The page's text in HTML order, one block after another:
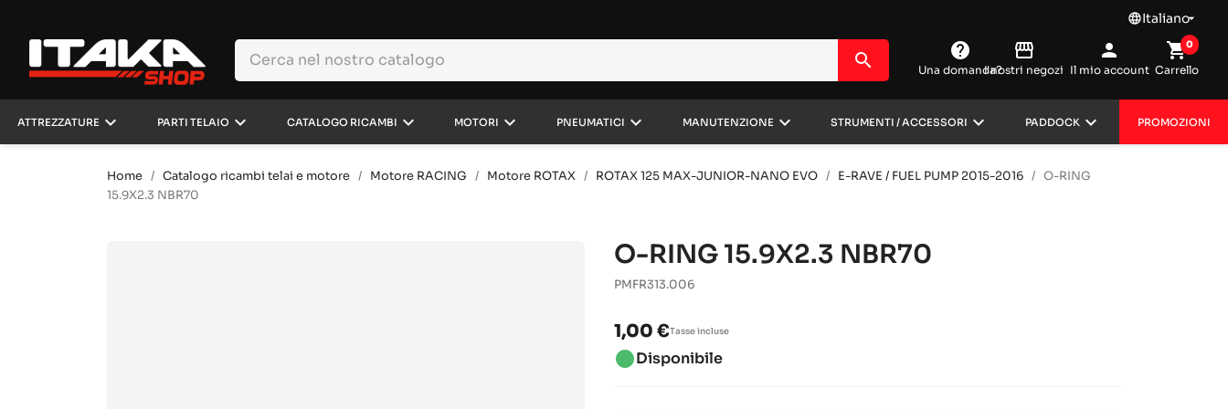
languageItaliano
search help
Una domanda?
storefront
I nostri negozi
person
Il mio account
shopping_cart
Carrello
0
ATTREZZATURE keyboard_arrow_down PARTI TELAIO keyboard_arrow_down CATALOGO RICAMBI keyboard_arrow_down MOTORI keyboard_arrow_down PNEUMATICI keyboard_arrow_down MANUTENZIONE keyboard_arrow_down STRUMENTI / ACCESSORI keyboard_arrow_down PADDOCK keyboard_arrow_down PROMOZIONI
Home Catalogo ricambi telai e motore Motore RACING Motore ROTAX ROTAX 125 MAX-JUNIOR-NANO EVO E-RAVE / FUEL PUMP 2015-2016
O-RING
15.9X2.3 NBR70
O-RING 15.9X2.3 NBR70
PMFR313.006
1,00 €Tasse incluse
brightness_1Disponibile